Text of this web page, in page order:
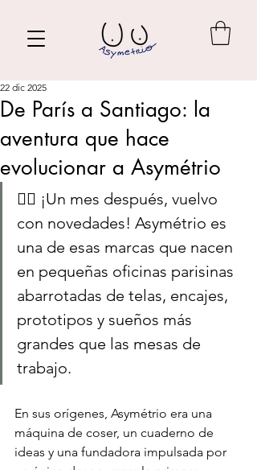
De París a Santiago: la
aventura que hace
evolucionar a Asymétrio
22 dic 2025
🙋‍♀️ ¡Un mes después, vuelvo
con novedades! Asymétrio es
una de esas marcas que nacen
en pequeñas oficinas parisinas
abarrotadas de telas, encajes,
prototipos y sueños más
grandes que las mesas de
trabajo.
En sus orígenes, Asymétrio era una
máquina de coser, un cuaderno de
ideas y una fundadora impulsada por